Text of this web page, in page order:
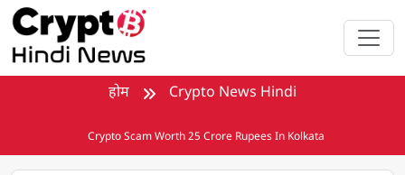
मुख्य सामग्री पर जाएँ
होम Crypto News Hindi
Crypto Scam Worth 25 Crore Rupees In Kolkata